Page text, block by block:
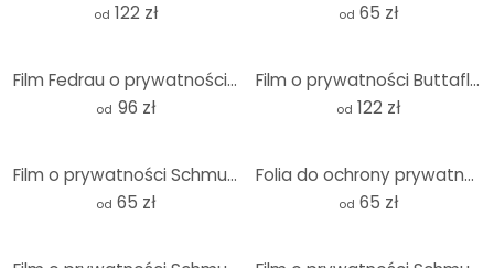
od 122 zł od 65 zł
Film Fedrau o prywatności - Opportunity 05 - Panorama
od 96 zł
Film o prywatności Buttafly - żaba
od 122 zł
Film o prywatności Schmucker - Jana
od 65 zł
Folia do ochrony prywatności Schmucker - Biała kompozycja
od 65 zł